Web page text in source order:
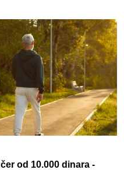
od 10.000 dinara -